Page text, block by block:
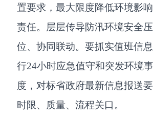
置要求，最大限度降低环境影
责任。层层传导防汛环境安全
位、协同联动。要抓实值班信
行24小时应急值守和突发环境
度，对标省政府最新信息报送
时限、质量、流程关口。